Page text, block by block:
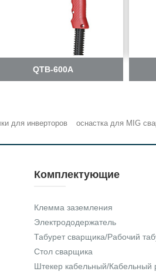
QTB-600A
для инверторов оснастка для MIG
Комплектующие
Клемма заземления
Электрододержатель
Табурет сварщика/Рабочий
Стол сварщика
Штекер кабельный/Кабельный